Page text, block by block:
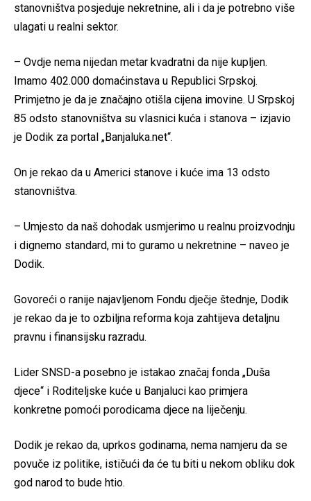
stanovništva posjeduje nekretnine, ali i da je potrebno više
ulagati u realni sektor.
– Ovdje nema nijedan metar kvadratni da nije kupljen.
Imamo 402.000 domaćinstava u Republici Srpskoj.
Primjetno je da je značajno otišla cijena imovine. U Srpskoj
85 odsto stanovništva su vlasnici kuća i stanova – izjavio
je Dodik za portal „Banjaluka.net“.
On je rekao da u Americi stanove i kuće ima 13 odsto
stanovništva.
– Umjesto da naš dohodak usmjerimo u realnu proizvodnju
i dignemo standard, mi to guramo u nekretnine – naveo je
Dodik.
Govoreći o ranije najavljenom Fondu dječje štednje, Dodik
je rekao da je to ozbiljna reforma koja zahtijeva detaljnu
pravnu i finansijsku razradu.
Lider SNSD-a posebno je istakao značaj fonda „Duša
djece“ i Roditeljske kuće u Banjaluci kao primjera
konkretne pomoći porodicama djece na liječenju.
Dodik je rekao da, uprkos godinama, nema namjeru da se
povuče iz politike, ističući da će tu biti u nekom obliku dok
god narod to bude htio.